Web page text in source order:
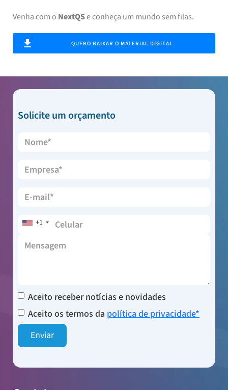
Venha com o NextQSe conheça um mundo sem filas.
QUERO BAIXAR O MATERIAL DIGITAL
Solicite um orçamento
+1
Aceito receber notícias e novidades
Aceito os termos da política de privacidade*